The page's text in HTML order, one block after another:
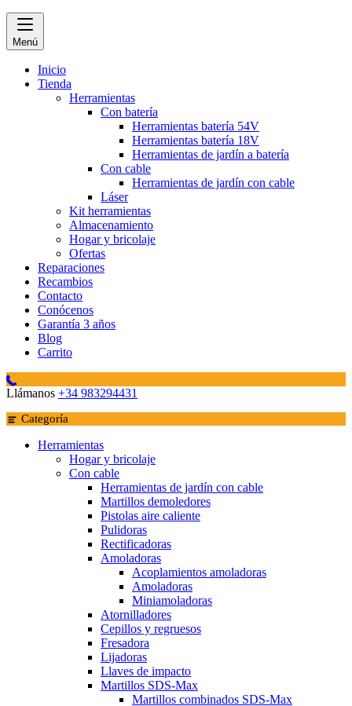
Menú
Inicio
Tienda
Herramientas
Con batería
Herramientas batería 54V
Herramientas batería 18V
Herramientas de jardín a batería
Con cable
Herramientas de jardín con cable
Láser
Kit herramientas
Almacenamiento
Hogar y bricolaje
Ofertas
Reparaciones
Recambios
Contacto
Conócenos
Garantía 3 años
Blog
Carrito
Llámanos +34 983294431
Categoría
Herramientas
Hogar y bricolaje
Con cable
Herramientas de jardín con cable
Martillos demoledores
Pistolas aire caliente
Pulidoras
Rectificadoras
Amoladoras
Acoplamientos amoladoras
Amoladoras
Miniamoladoras
Atornilladores
Cepillos y regruesos
Fresadora
Lijadoras
Llaves de impacto
Martillos SDS-Max
Martillos combinados SDS-Max